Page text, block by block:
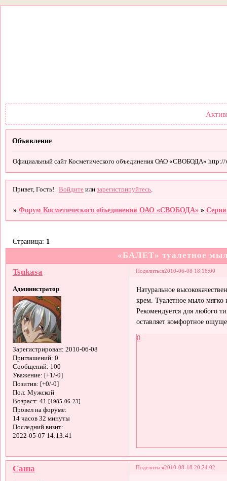
Объявление
Официальный сайт Косметического объединения ОАО «СВОБОДА» http://
Привет, Гость! Войдите илизарегистрируйтесь
»Форум Косметического объединения ОАО «СВОБОДА» »
«БАЛЕТ» туалетное
Страница: 1
Поделиться2010-06-08 18:18:00
Tsukasa
Администратор
Зарегистрирован: 2010-06-08
Приглашений: 0
Сообщений: 100
Уважение: [+1/-0]
Позитив: [+0/-0]
Пол: Мужской
Возраст: 41 [1985-06-23]
Провел на форуме:
14 часов 32 минуты
Последний визит:
2022-05-07 14:13:41
Натуральное
крем. Туалетное мыло мягко
Рекомендуется для любого
оставляет комфортное
0
Поделиться2010-08-18 20:24:02
Саша